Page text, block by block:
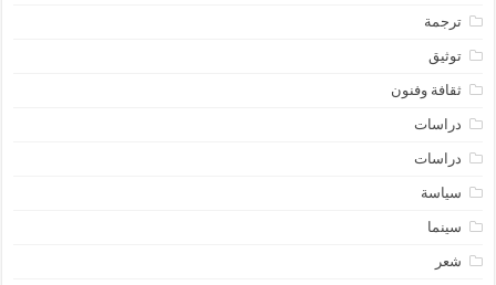
ترجمة
توثيق
ثقافة وفنون
دراسات
دراسات
سياسة
سينما
شعر